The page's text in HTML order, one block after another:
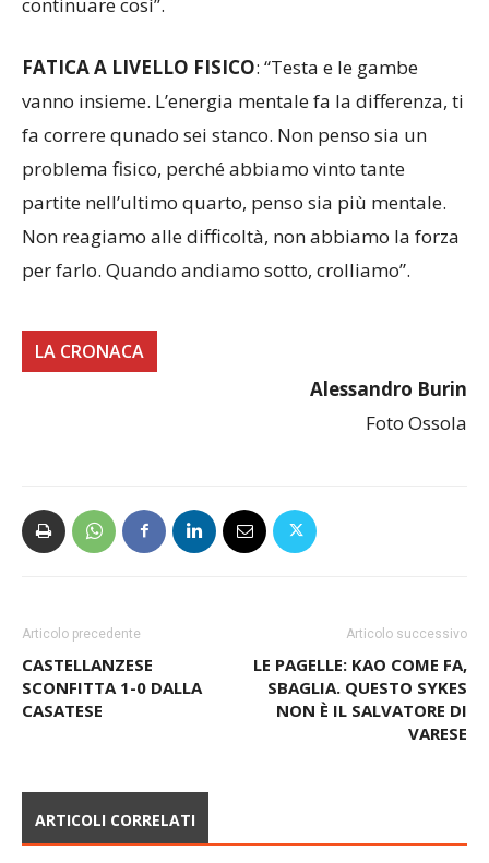
FATICA A LIVELLO FISICO: “Testa e le gambe
vanno insieme. L’energia mentale fa la differenza, ti
fa correre qunado sei stanco. Non penso sia un
problema fisico, perché abbiamo vinto tante
partite nell’ultimo quarto, penso sia più mentale.
Non reagiamo alle difficoltà, non abbiamo la forza
per farlo. Quando andiamo sotto, crolliamo”.
LA CRONACA
Alessandro Burin
Foto Ossola
Articolo precedente
CASTELLANZESE
SCONFITTA 1-0 DALLA
CASATESE
Articolo successivo
LE PAGELLE: KAO COME FA,
SBAGLIA. QUESTO SYKES
NON È IL SALVATORE DI
VARESE
ARTICOLI CORRELATI